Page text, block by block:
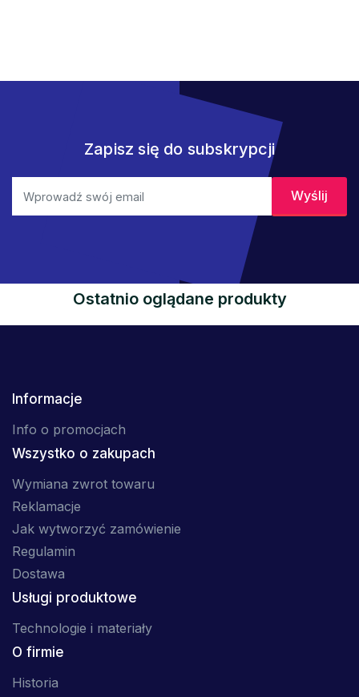
Zapisz się do subskrypcji
Ostatnio oglądane produkty
Informacje
Info o promocjach
Wszystko o zakupach
Wymiana zwrot towaru
Reklamacje
Jak wytworzyć zamówienie
Regulamin
Dostawa
Usługi produktowe
Technologie i materiały
O firmie
Historia